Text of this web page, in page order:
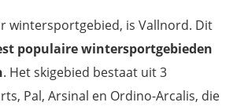
wintersportgebied, is Vallnord. Dit
populaire wintersportgebieden
. Het skigebied bestaat uit 3
Pal, Arsinal en Ordino-Arcalis, die